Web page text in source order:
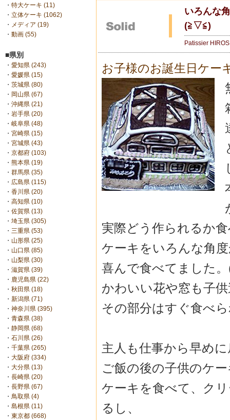
・ 特大ケーキ (11)
・ 立体ケーキ (1062)
・ メディア (19)
・ 動画 (55)
■県別
・ 愛知県 (243)
・ 愛媛県 (15)
・ 茨城県 (80)
・ 岡山県 (67)
・ 沖縄県 (21)
・ 岩手県 (20)
・ 岐阜県 (48)
・ 宮崎県 (15)
・ 宮城県 (43)
・ 京都府 (103)
・ 熊本県 (19)
・ 群馬県 (35)
・ 広島県 (115)
・ 香川県 (20)
・ 高知県 (10)
・ 佐賀県 (13)
・ 埼玉県 (305)
・ 三重県 (53)
・ 山形県 (25)
・ 山口県 (85)
・ 山梨県 (30)
・ 滋賀県 (39)
・ 鹿児島県 (22)
・ 秋田県 (18)
・ 新潟県 (71)
・ 神奈川県 (395)
・ 青森県 (38)
・ 静岡県 (68)
・ 石川県 (26)
・ 千葉県 (265)
・ 大阪府 (334)
・ 大分県 (13)
・ 長崎県 (20)
・ 長野県 (67)
・ 鳥取県 (4)
・ 島根県 (11)
・ 東京都 (668)
いろんな
(≧▽≦)
Patissier
お子様のお誕生日ケー
実際どう作られるか
ケーキをいろんな角
喜んで食べてました
かわいい花や窓も子
その部分はすぐ食べ
主人も仕事から早め
ご飯の後の子供のケ
ケーキを食べて、ク
るし、